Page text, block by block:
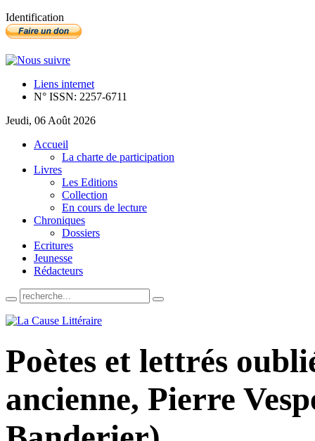
Identification
Liens internet
N° ISSN: 2257-6711
Jeudi, 06 Août 2026
Accueil
La charte de participation
Livres
Les Editions
Collection
En cours de lecture
Chroniques
Dossiers
Ecritures
Jeunesse
Rédacteurs
Poètes et lettrés
ancienne, Pierre